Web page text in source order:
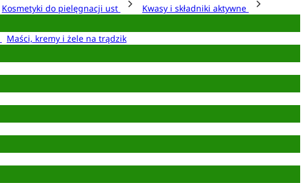
Kosmetyki do pielęgnacji ust
Kwasy i składniki aktywne
Maści, kremy i żele na trądzik